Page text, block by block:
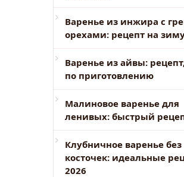
Варенье из инжира с
орехами: рецепт на
Варенье из айвы:
по приготовлению
Малиновое варенье для
ленивых: быстрый
Клубничное варенье без
косточек: идеальные
2026